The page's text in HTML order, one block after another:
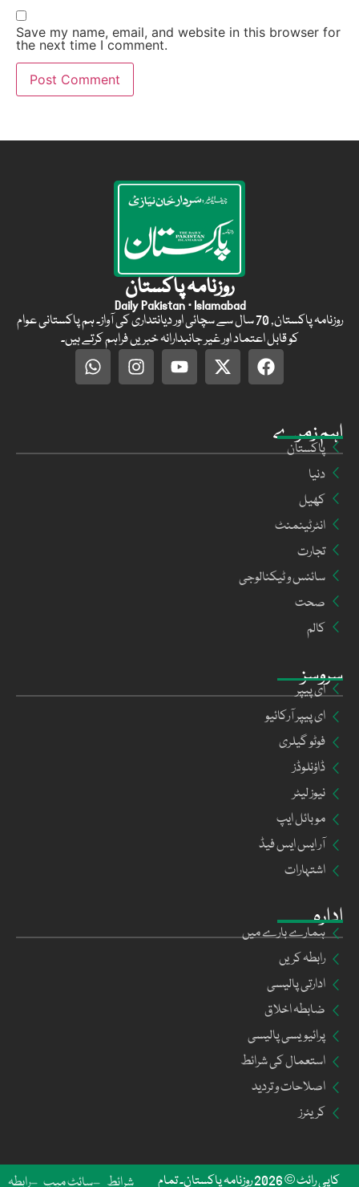
Save my name, email, and website in this browser for
the next time I comment.
ادارہ
ہمارے بارے میں
رابطہ کریں
ادارتی پالیسی
ضابطہ اخلاق
پرائیویسی پالیسی
استعمال کی شرائط
اصلاحات و تردید
کریئرز
سروسز
ای پیپر
ای پیپر آرکائیو
فوٹو گیلری
ڈاؤنلوڈز
نیوز لیٹر
موبائل ایپ
آر ایس ایس فیڈ
اشتہارات
اہم زمرے
پاکستان
دنیا
کھیل
انٹرٹینمنٹ
تجارت
سائنس و ٹیکنالوجی
صحت
کالم
روزنامہ پاکستان
Daily Pakistan · Islamabad
روزنامہ پاکستان, 70 سال سے سچائی اور دیانتداری کی آواز۔ ہم پاکستانی عوام
کو قابل اعتماد اور غیر جانبدارانہ خبریں فراہم کرتے ہیں۔
رابطہ سائٹ میپ شرائط کاپی رائٹ © 2026 روزنامہ پاکستان۔ تمام